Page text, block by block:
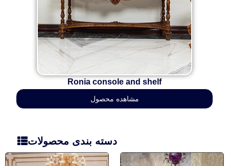
Ronia console and shelf
مشاهده محصول
دسته بندی محصولات